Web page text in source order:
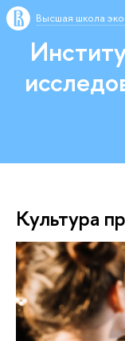
Высшая школа
Культура